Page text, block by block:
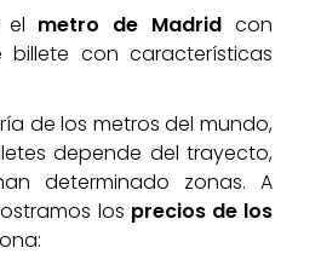
el metro de Madrid con
con características
de los metros del mundo,
depende del trayecto,
determinado zonas. A
los precios de los